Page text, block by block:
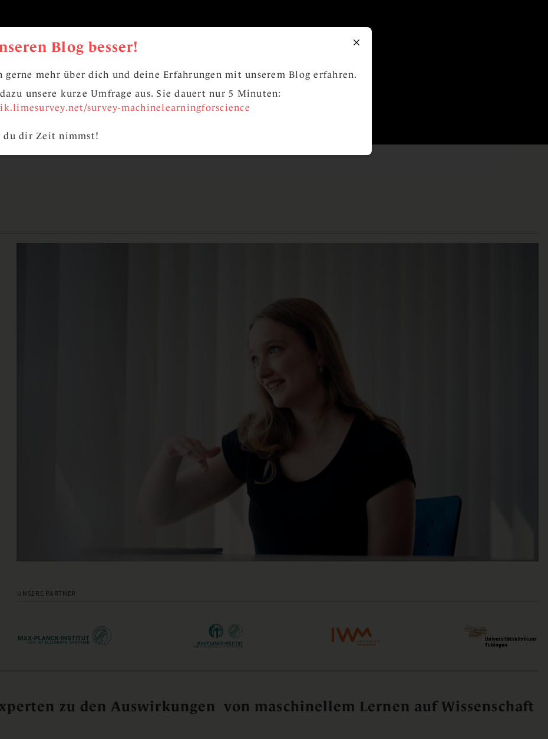
UNSERE PARTNER
zu den Auswirkungen von maschinellem Lernen auf Wissenschaft
Blog besser!
gerne mehr über dich und deine Erfahrungen mit unserem Blog erfahren.
unsere kurze Umfrage aus. Sie dauert nur 5 Minuten:
survey-machinelearningforscience
du dir Zeit nimmst!